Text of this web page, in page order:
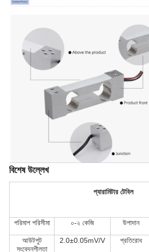
বিশেষ উল্লেখ
প্যারামিটার টেবিল
পরিমাপ পরিসীমা ০-২ কেজি উপাদান
আউটপুট
সংবেদনশীলতা
2.0±0.05mV/V প্রতিরোধ